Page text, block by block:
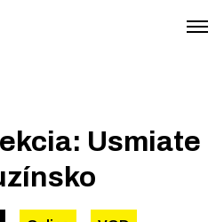
Usmiate